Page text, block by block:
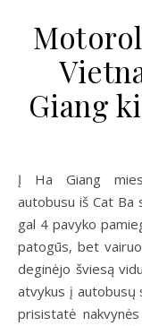
Giang
Į Ha Giang miestą atsibeldėme paryčiais miegamu
autobusu iš Cat Ba
gal 4 pavyko
patogūs, bet
deginėjo šviesą
atvykus į autobusų
prisistatė